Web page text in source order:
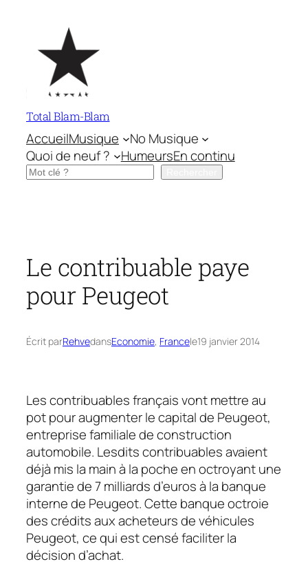
contenu
Total Blam-Blam
AccueilMusique
No Musique
Quoi de neuf ?
HumeursEn continu
Rechercher
Le contribuable paye
pour Peugeot
Écrit parRehvedansEconomie, Francele19 janvier 2014
Les contribuables français vont mettre au
pot pour augmenter le capital de Peugeot,
entreprise familiale de construction
automobile. Lesdits contribuables avaient
déjà mis la main à la poche en octroyant une
garantie de 7 milliards d’euros à la banque
interne de Peugeot. Cette banque octroie
des crédits aux acheteurs de véhicules
Peugeot, ce qui est censé faciliter la
décision d’achat.